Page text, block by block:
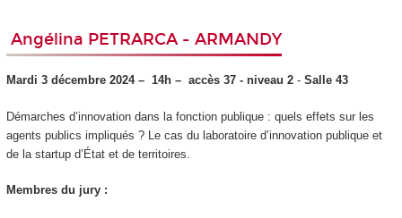
Angélina PETRARCA - ARMANDY
Mardi 3 décembre 2024 –14h – accès 37 - niveau 2 - Salle 43
Démarches d’innovation dans la fonction publique : quels effets sur les
agents publics impliqués ? Le cas du laboratoire d’innovation publique et
de la startup d’État et de territoires.
Membres du jury :